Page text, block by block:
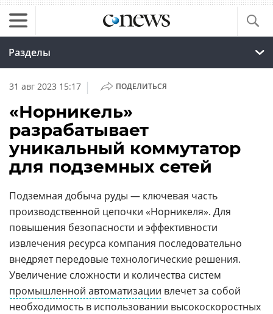
Разделы
31 авг 2023 15:17 | ПОДЕЛИТЬСЯ
«Норникель»
разрабатывает
уникальный коммутатор
для подземных сетей
Подземная добыча руды — ключевая часть
производственной цепочки «Норникеля». Для
повышения безопасности и эффективности
извлечения ресурса компания последовательно
внедряет передовые технологические решения.
Увеличение сложности и количества систем
промышленной автоматизации влечет за собой
необходимость в использовании высокоскоростных